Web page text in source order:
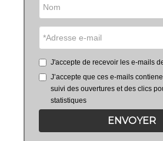
J'accepte de recevoir les e-mails
J’accepte que ces e-mails
suivi des ouvertures et des clics
statistiques
ENVOYER